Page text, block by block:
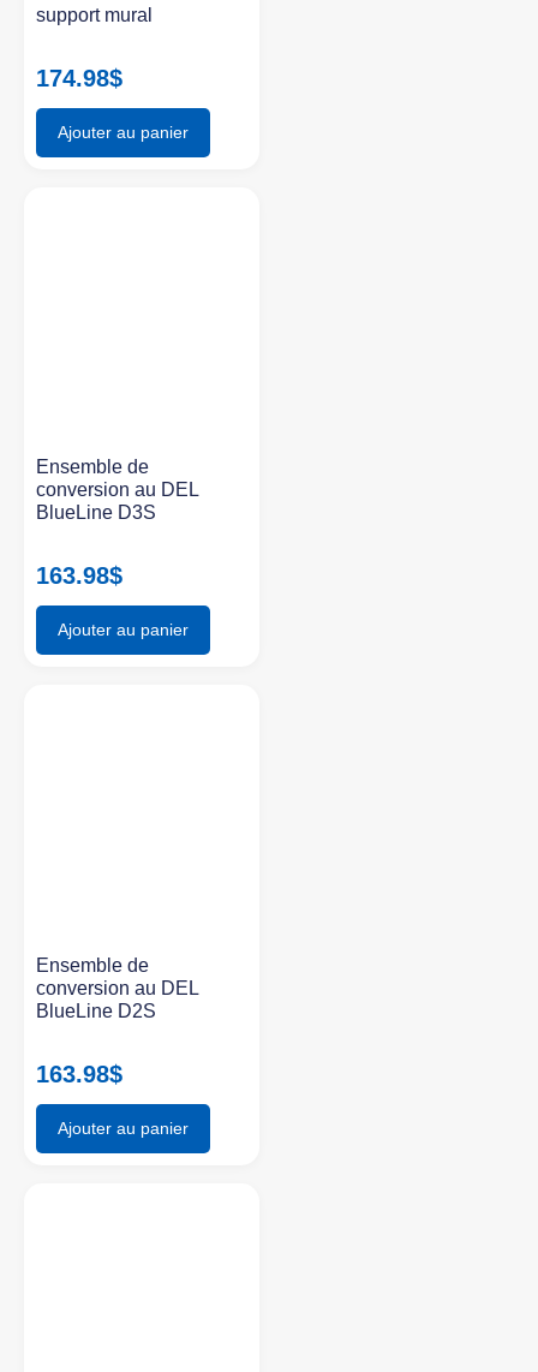
support mural
174.98$
Ajouter au panier
Ensemble de
conversion au DEL
BlueLine D3S
163.98$
Ajouter au panier
Ensemble de
conversion au DEL
BlueLine D2S
163.98$
Ajouter au panier